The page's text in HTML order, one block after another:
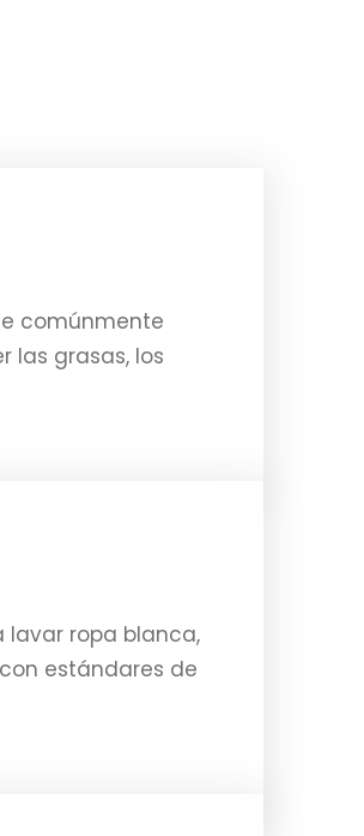
comúnmente
las grasas, los
lavar ropa blanca,
estándares de